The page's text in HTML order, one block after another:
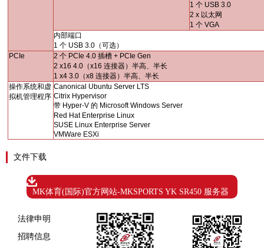
1个 USB 3.0
2 x 以太网
1个VGA
内部端口
1个 USB 3.0 （可选）
PCIe
2个 PCIe 4.0插槽 + PCIe Gen
2 x16 4.0 （x16连接器）半高、半长
1 x4 3.0 （x8连接器）半高、半长
操作系统和虚
拟机管理程序
Canonical Ubuntu Server LTS
Citrix Hypervisor
带 Hyper-V的 Microsoft Windows Server
Red Hat Enterprise Linux
SUSE Linux Enterprise Server
VMWare ESXi
文件下载
MK体育(国际)官方网站-MKSPORTS YK SR450 服务器
法律申明
招聘信息